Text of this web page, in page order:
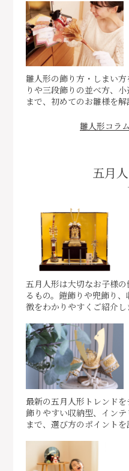
雛人形の飾り方・しまい
りや三段飾りの並べ方、
まで、初めてのお雛様を解
雛人形コラ
五月
五月人形は大切なお子様
るもの。鎧飾りや兜飾り
徴をわかりやすくご紹介し
最新の五月人形トレンド
飾りやすい収納型、イン
まで、選び方のポイント